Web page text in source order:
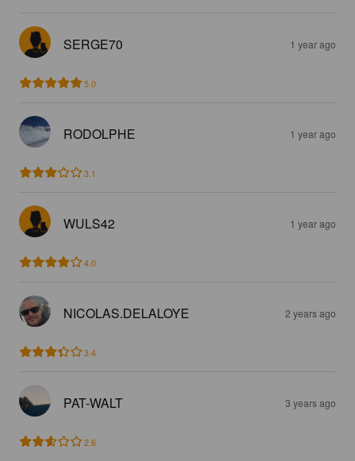
SERGE70 1 year ago
5.0
RODOLPHE 1 year ago
3.1
WULS42 1 year ago
4.0
NICOLAS.DELALOYE 2 years ago
3.4
PAT-WALT 3 years ago
2.6